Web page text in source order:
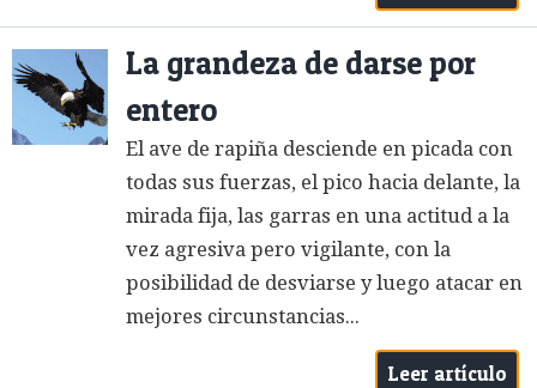
La grandeza de darse por
entero
El ave de rapiña desciende en picada con
todas sus fuerzas, el pico hacia delante, la
mirada fija, las garras en una actitud a la
vez agresiva pero vigilante, con la
posibilidad de desviarse y luego atacar en
mejores circunstancias...
Leer artículo